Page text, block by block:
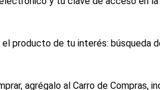
producto de tu interés: búsqueda
agrégalo al Carro de Compras,